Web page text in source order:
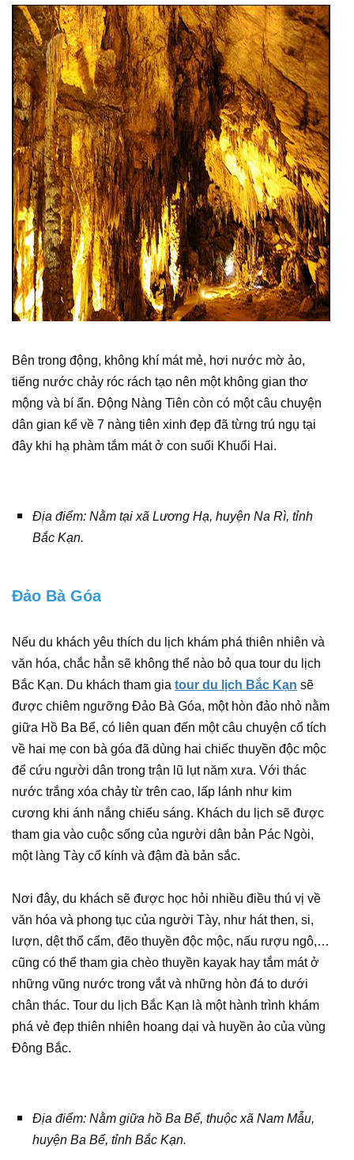
Bên trong động, không khí mát mẻ, hơi nước mờ ảo,
tiếng nước chảy róc rách tạo nên một không gian thơ
mộng và bí ẩn. Động Nàng Tiên còn có một câu chuyện
dân gian kể về 7 nàng tiên xinh đẹp đã từng trú ngụ tại
đây khi hạ phàm tắm mát ở con suối Khuổi Hai.
Địa điểm: Nằm tại xã Lương Hạ, huyện Na Rì, tỉnh
Bắc Kạn.
Đảo Bà Góa
Nếu du khách yêu thích du lịch khám phá thiên nhiên và
văn hóa, chắc hẳn sẽ không thể nào bỏ qua tour du lịch
Bắc Kạn. Du khách tham gia tour du lịch Bắc Kạn sẽ
được chiêm ngưỡng Đảo Bà Góa, một hòn đảo nhỏ nằm
giữa Hồ Ba Bể, có liên quan đến một câu chuyện cổ tích
về hai mẹ con bà góa đã dùng hai chiếc thuyền độc mộc
để cứu người dân trong trận lũ lụt năm xưa. Với thác
nước trắng xóa chảy từ trên cao, lấp lánh như kim
cương khi ánh nắng chiếu sáng. Khách du lịch sẽ được
tham gia vào cuộc sống của người dân bản Pác Ngòi,
một làng Tày cổ kính và đậm đà bản sắc.
Nơi đây, du khách sẽ được học hỏi nhiều điều thú vị về
văn hóa và phong tục của người Tày, như hát then, si,
lượn, dệt thổ cẩm, đẽo thuyền độc mộc, nấu rượu ngô,…
cũng có thể tham gia chèo thuyền kayak hay tắm mát ở
những vũng nước trong vắt và những hòn đá to dưới
chân thác. Tour du lịch Bắc Kạn là một hành trình khám
phá vẻ đẹp thiên nhiên hoang dại và huyền ảo của vùng
Đông Bắc.
Địa điểm: Nằm giữa hồ Ba Bể, thuộc xã Nam Mẫu,
huyện Ba Bể, tỉnh Bắc Kạn.